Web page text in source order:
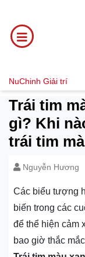
NuChinh Giải trí
Trái tim
gì? Khi
trái tim
Nguyễn Hương
Các biểu tượng
biến trong các
để thể hiện cảm
bao giờ thắc